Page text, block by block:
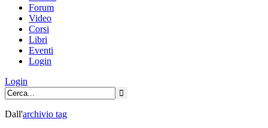
Forum
Video
Corsi
Libri
Eventi
Login
Login
Dall'archivio tag